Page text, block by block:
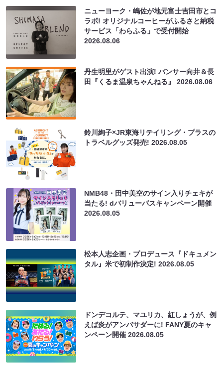
ニューヨーク・嶋佐が地元富士吉田市とコ
ラボ! オリジナルコーヒーがふるさと納税
サービス「わらふる」で受付開始
2026.08.06
丹生明里がゲスト出演! パンサー向井＆長
田『くるま温泉ちゃんねる』2026.08.06
鈴川絢子×JR東海リテイリング・プラスの
トラベルグッズ発売!2026.08.05
NMB48・田中美空のサイン入りチェキが
当たる! dバリューパスキャンペーン開催
2026.08.05
松本人志企画・プロデュース『ドキュメン
タル』米で初制作決定!2026.08.05
ドンデコルテ、マユリカ、紅しょうが、例
えば炎がアンバサダーに! FANY夏のキャ
ンペーン開催2026.08.05